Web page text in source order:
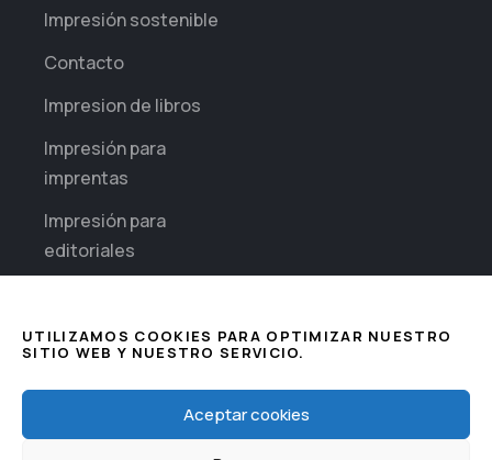
UTILIZAMOS COOKIES PARA OPTIMIZAR NUESTRO
SITIO WEB Y NUESTRO SERVICIO.
Aceptar cookies
Impresión sostenible
Contacto
Impresion de libros
Impresión para
imprentas
Impresión para
editoriales
Sectores
Seguridad
This website uses cookies to improve
your web experience.